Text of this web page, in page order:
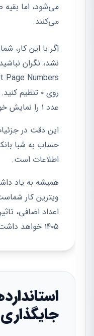
می‌شود، اما
می‌کنند.
نشد، نگران
روی ۰ تنظیم
عدد ۱ را نمایش خواهد داد.
این دقت در
حساب به شبا
اطلاعات است.
همیشه به یاد
ویترین کار
اعداد اضافی،
۱۴۰۵ خواهد داشت.